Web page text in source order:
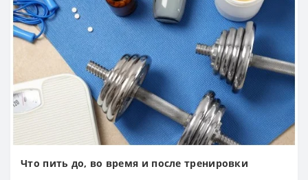
Что пить до, во время и после тренировки